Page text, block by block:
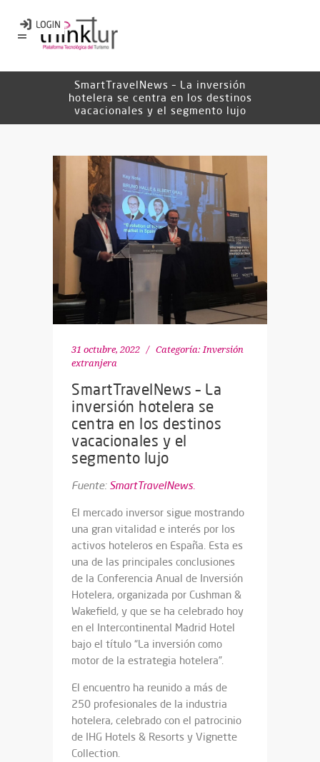
SmartTravelNews – La inversión
hotelera se centra en los destinos
vacacionales y el segmento lujo
31 octubre, 2022 Categoría: Inversión
extranjera
SmartTravelNews – La
inversión hotelera se
centra en los destinos
vacacionales y el
segmento lujo
Fuente: SmartTravelNews.
El mercado inversor sigue mostrando
una gran vitalidad e interés por los
activos hoteleros en España. Esta es
una de las principales conclusiones
de la Conferencia Anual de Inversión
Hotelera, organizada por Cushman &
Wakefield, y que se ha celebrado hoy
en el Intercontinental Madrid Hotel
bajo el título “La inversión como
motor de la estrategia hotelera”.
El encuentro ha reunido a más de
250 profesionales de la industria
hotelera, celebrado con el patrocinio
de IHG Hotels & Resorts y Vignette
Collection.